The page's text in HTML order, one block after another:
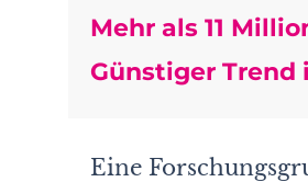
Mehr als 11
Günstiger Trend
Eine